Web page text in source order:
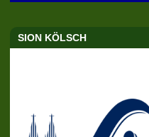
SION KÖLSCH